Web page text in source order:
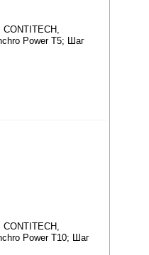
Power T5;
Шаг
Power T10;
Шаг